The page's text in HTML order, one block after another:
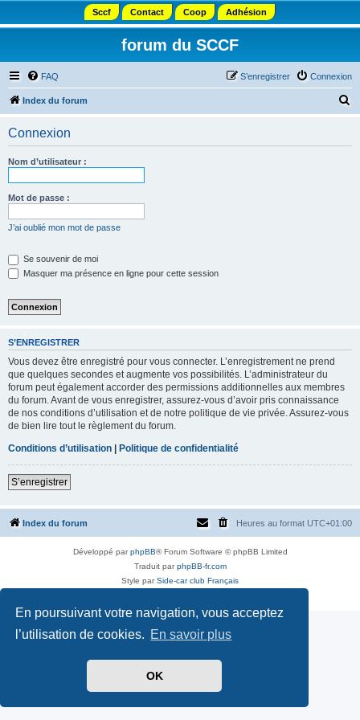
En poursuivant votre navigation, vous acceptez
l’utilisation de cookies. En savoir plus
OK
Sccf Contact Coop Adhésion
forum du SCCF
FAQ Connexion
S’enregistrer
Index du forum
Connexion
Nom d’utilisateur :
Mot de passe :
J’ai oublié mon mot de passe
Se souvenir de moi
Masquer ma présence en ligne pour cette session
S’ENREGISTRER
Vous devez être enregistré pour vous connecter. L’enregistrement ne prend
que quelques secondes et augmente vos possibilités. L’administrateur du
forum peut également accorder des permissions additionnelles aux membres
du forum. Avant de vous enregistrer, assurez-vous d’avoir pris connaissance
de nos conditions d’utilisation et de notre politique de vie privée. Assurez-vous
de bien lire tout le règlement du forum.
Conditions d’utilisation | Politique de confidentialité
S’enregistrer
Index du forum Heures au format UTC+01:00
Développé parphpBB® Forum Software © phpBB Limited
Traduit parphpBB-fr.com
Style parSide-car club Français